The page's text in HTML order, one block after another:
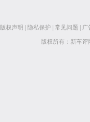
版权声明 隐私保护 常见问题 广
版权所有：新车评